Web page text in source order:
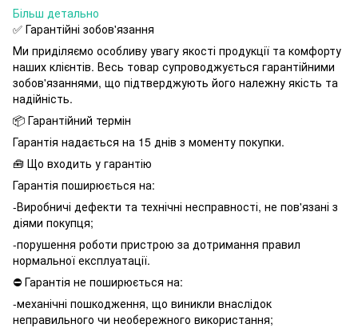
Більш детально
✅ Гарантійні зобов'язання
Ми приділяємо особливу увагу якості продукції та комфорту
наших клієнтів. Весь товар супроводжується гарантійними
зобов'язаннями, що підтверджують його належну якість та
надійність.
📦 Гарантійний термін
Гарантія надається на 15 днів з моменту покупки.
🧰 Що входить у гарантію
Гарантія поширюється на:
-Виробничі дефекти та технічні несправності, не пов'язані з
діями покупця;
-порушення роботи пристрою за дотримання правил
нормальної експлуатації.
⛔️ Гарантія не поширюється на:
-механічні пошкодження, що виникли внаслідок
неправильного чи необережного використання;